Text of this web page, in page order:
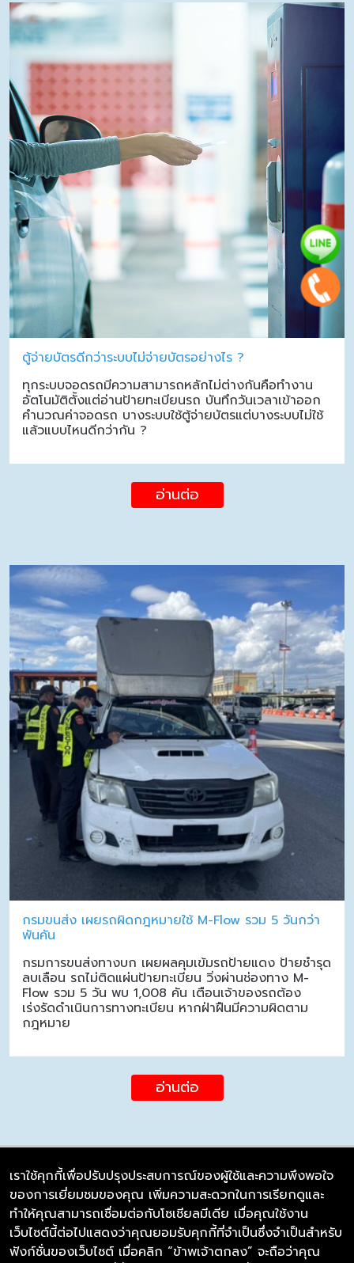
ตู้จ่ายบัตรดีกว่าระบบไม่จ่ายบัตรอย่างไร ?
ทุกระบบจอดรถมีความสามารถหลักไม่ต่างกันคือทำงาน
อัตโนมัติตั้งแต่อ่านป้ายทะเบียนรถ บันทึกวันเวลาเข้าออก
คำนวณค่าจอดรถ บางระบบใช้ตู้จ่ายบัตรแต่บางระบบไม่ใช้
แล้วแบบไหนดีกว่ากัน ?
อ่านต่อ
กรมขนส่ง เผยรถผิดกฎหมายใช้ M-Flow รวม 5 วันกว่า
พันคัน
กรมการขนส่งทางบก เผยผลคุมเข้มรถป้ายแดง ป้ายชำรุด
ลบเลือน รถไม่ติดแผ่นป้ายทะเบียน วิ่งผ่านช่องทาง M-
Flow รวม 5 วัน พบ 1,008 คัน เตือนเจ้าของรถต้อง
เร่งรัดดำเนินการทางทะเบียน หากฝ่าฝืนมีความผิดตาม
กฎหมาย
อ่านต่อ
บริษัท ซิมลิงค์ จำกัด
98/226 Bangrakyai-Baanmai Road,
Bangyai, Nonthaburi 11140
เราใช้คุกกี้เพื่อปรับปรุงประสบการณ์ของผู้ใช้และความพึงพอใจ
ของการเยี่ยมชมของคุณ เพิ่มความสะดวกในการเรียกดูและ
ทำให้คุณสามารถเชื่อมต่อกับโซเชียลมีเดีย เมื่อคุณใช้งาน
เว็บไซต์นี้ต่อไปแสดงว่าคุณยอมรับคุกกี้ที่จำเป็นซึ่งจำเป็นสำหรับ
ฟังก์ชั่นของเว็บไซต์ เมื่อคลิก “ข้าพเจ้าตกลง” จะถือว่าคุณ